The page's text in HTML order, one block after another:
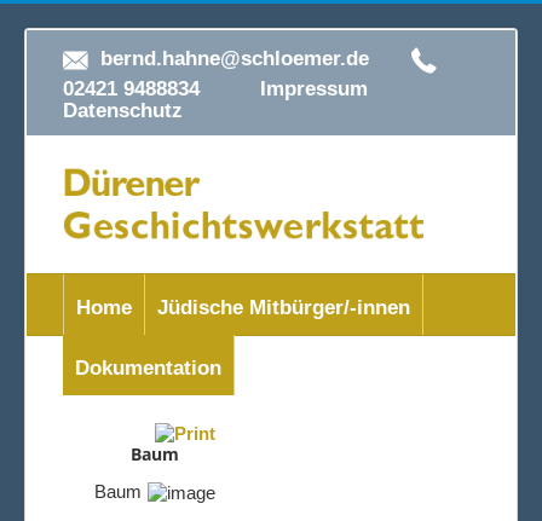
bernd.hahne@schloemer.de
02421 9488834 Impressum
Datenschutz
Home Jüdische Mitbürger/-innen
Dokumentation
Baum
Baum